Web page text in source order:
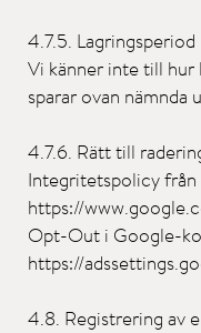
4.7.5. Lagringsperiod
Vi känner inte till hur
sparar ovan nämnda
4.7.6. Rätt till
Integritetspolicy
https://
Opt-Out i Google-
https://
4.8. Registrering av